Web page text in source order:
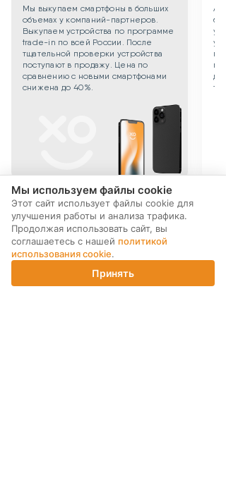
Мы выкупаем смартфоны в больших
объемах у компаний-партнеров.
Выкупаем устройства по программе
trade-in по всей России. После
тщательной проверки устройства
поступают в продажу. Цена по
сравнению с новыми смартфонами
снижена до 40%.
Корзина
Мы используем файлы cookie
Этот сайт использует файлы cookie для
улучшения работы и анализа трафика.
Продолжая использовать сайт, вы
соглашаетесь с нашей политикой
использования cookie.
Принять